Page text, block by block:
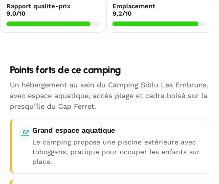
Rapport qualite-prix
9,0/10
Emplacement
9,2/10
Points forts de ce camping
Un hébergement au sein du Camping Siblu Les Embruns,
avec espace aquatique, accès plage et cadre boisé sur la
presqu’île du Cap Ferret.
Grand espace aquatique
Le camping propose une piscine extérieure avec
toboggans, pratique pour occuper les enfants sur
place.